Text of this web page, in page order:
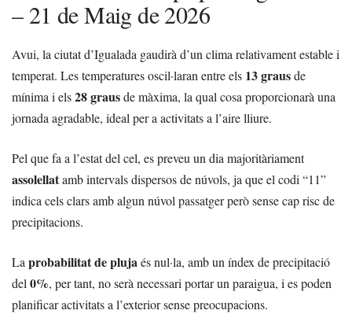
– 21 de Maig de 2026
Avui, la ciutat d’Igualada gaudirà d’un clima relativament estable i
temperat. Les temperatures oscil·laran entre els 13 grausde
mínima i els28 grausde màxima, la qual cosa proporcionarà una
jornada agradable, ideal per a activitats a l’aire lliure.
Pel que fa a l’estat del cel, es preveu un dia majoritàriament
assolellatamb intervals dispersos de núvols, ja que el codi “11”
indica cels clars amb algun núvol passatger però sense cap risc de
precipitacions.
Laprobabilitat de plujaés nul·la, amb un índex de precipitació
del0%, per tant, no serà necessari portar un paraigua, i es poden
planificar activitats a l’exterior sense preocupacions.